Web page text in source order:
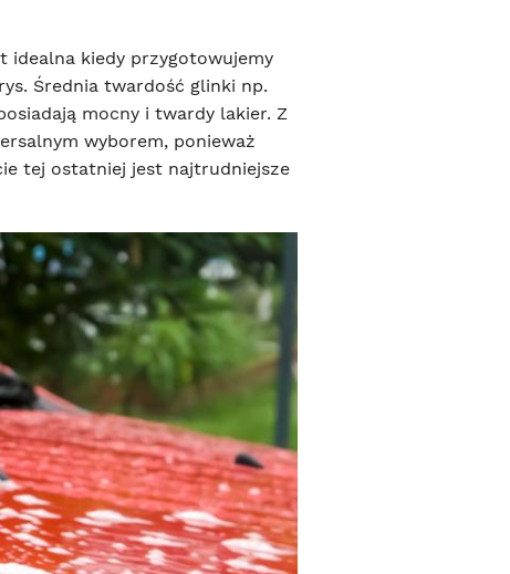
idealna kiedy przygotowujemy
Średnia twardość glinki np.
mocny i twardy lakier. Z
wyborem, ponieważ
tej ostatniej jest najtrudniejsze